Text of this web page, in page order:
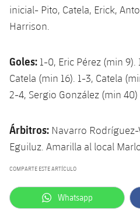
inicial- Pito, Catela, Erick,
Harrison.
Goles: 1-0, Eric Pérez (min 9).
Catela (min 16). 1-3, Catela
2-4, Sergio González (min 40)
Árbitros: Navarro
Eguiluz. Amarilla al local
COMPARTE ESTE ARTÍCULO
label.aria.whatsapp
Whatsapp